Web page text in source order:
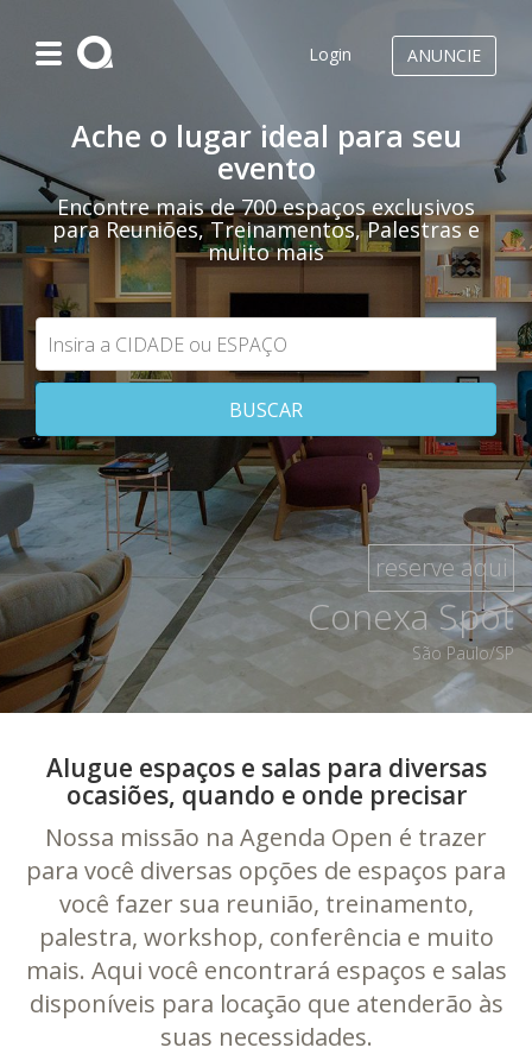
Login ANUNCIE
Ache o lugar ideal para seu
evento
Encontre mais de 700 espaços exclusivos
para Reuniões, Treinamentos, Palestras e
muito mais
BUSCAR
reserve aqui
Conexa Spot
São Paulo/SP
Alugue espaços e salas para diversas
ocasiões, quando e onde precisar
Nossa missão na Agenda Open é trazer
para você diversas opções de espaços para
você fazer sua reunião, treinamento,
palestra, workshop, conferência e muito
mais. Aqui você encontrará espaços e salas
disponíveis para locação que atenderão às
suas necessidades.